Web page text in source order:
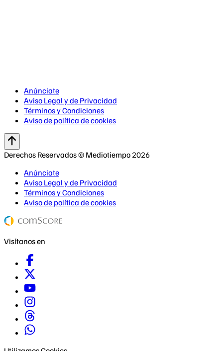
Anúnciate
Aviso Legal y de Privacidad
Términos y Condiciones
Aviso de política de cookies
Derechos Reservados © Mediotiempo 2026
Anúnciate
Aviso Legal y de Privacidad
Términos y Condiciones
Aviso de política de cookies
Visítanos en